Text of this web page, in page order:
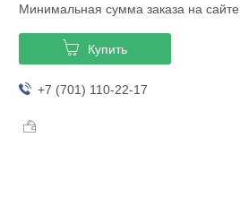
Минимальная сумма заказа на
Купить
+7 (701) 110-22-17